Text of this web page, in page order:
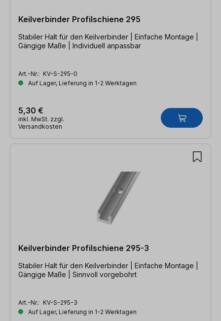
Keilverbinder Profilschiene 295
Stabiler Halt für den Keilverbinder | Einfache Montage |
Gängige Maße | Individuell anpassbar
Art.-Nr.: KV-S-295-0
Auf Lager, Lieferung in 1-2 Werktagen
5,30 €
inkl. MwSt. zzgl.
Versandkosten
Keilverbinder Profilschiene 295-3
Stabiler Halt für den Keilverbinder | Einfache Montage |
Gängige Maße | Sinnvoll vorgebohrt
Art.-Nr.: KV-S-295-3
Auf Lager, Lieferung in 1-2 Werktagen